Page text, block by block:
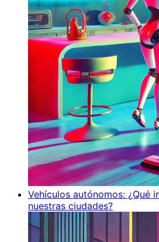
Vehículos autónomos: ¿Qué
nuestras ciudades?